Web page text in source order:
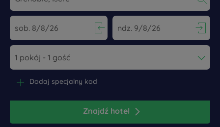
Navigate forward to interact with the calendar and select a
Navigate backward to interact
Znajdź hotel
Dodaj specjalny kod